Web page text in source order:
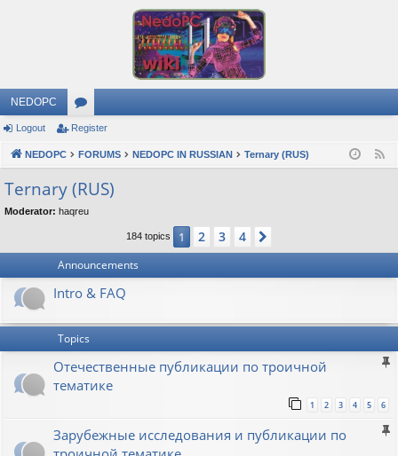
NEDOPC
or
u
m
s
Logout Register
NEDOPC FORUMS NEDOPC IN RUSSIAN Ternary (RUS)
Ternary (RUS)
Moderator: haqreu
184 topics 1 2 3 4
Announcements
Intro & FAQ
Topics
Отечественные публикации по троичной
тематике
1 2 3 4 5 6
Зарубежные исследования и публикации по